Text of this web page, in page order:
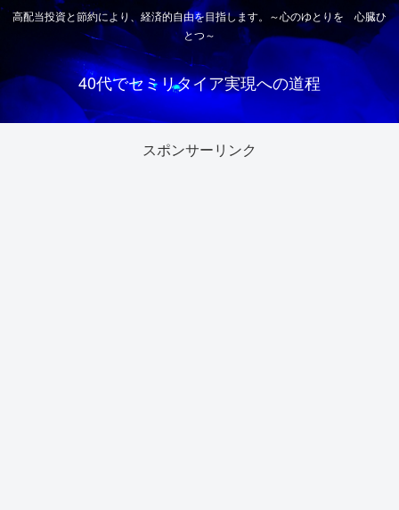
高配当投資と節約により、経済的自由を目指します。～心のゆとりを 心臓ひ
とつ～
40代でセミリタイア実現への道程
スポンサーリンク